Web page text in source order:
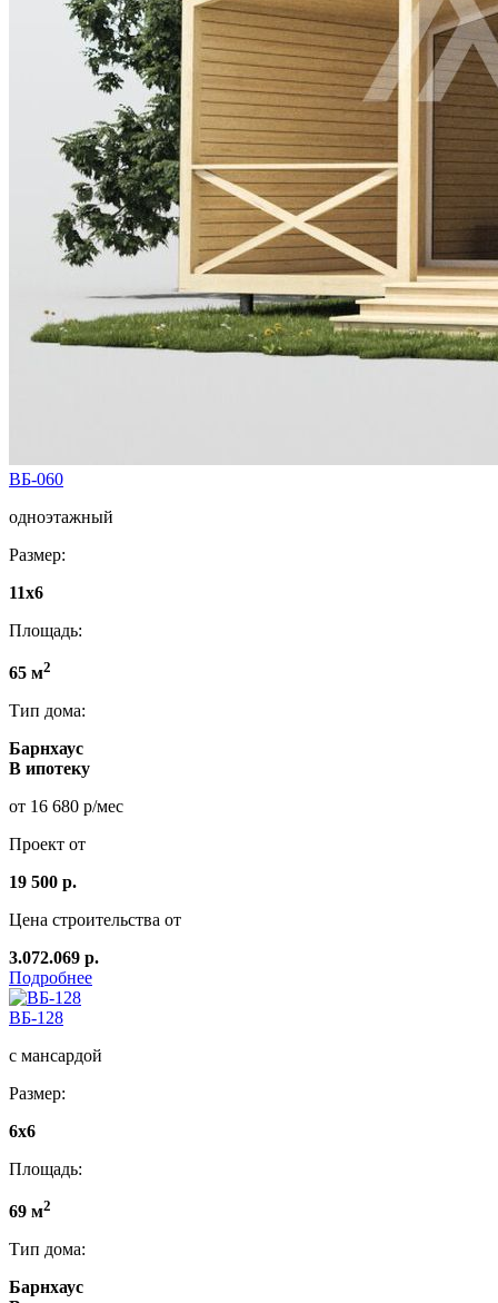
ВБ-060
одноэтажный
Размер:
11x6
Площадь:
65 м2
Тип дома:
Барнхаус
В ипотеку
от 16 680 р/мес
Проект от
19 500 р.
Цена строительства от
3.072.069 р.
Подробнее
ВБ-128
с мансардой
Размер:
6x6
Площадь:
69 м2
Тип дома:
Барнхаус